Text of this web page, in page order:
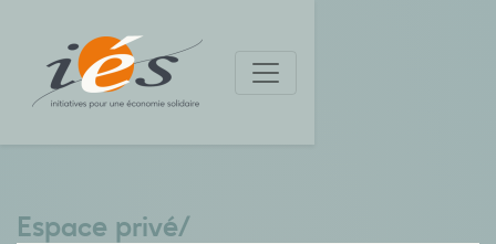
Espace privé/